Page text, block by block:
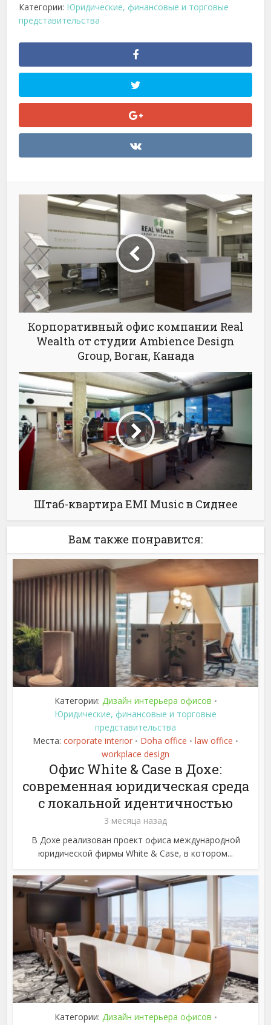
Категории: Юридические, финансовые и торговые
представительства
Корпоративный офис компании Real
Wealth от студии Ambience Design
Group, Воган, Канада
Штаб-квартира EMI Music в Сиднее
Вам также понравится:
Категории: Дизайн интерьера офисов •
Юридические, финансовые и торговые
представительства
Места: corporate interior • Doha office • law office •
workplace design
Офис White & Case в Дохе:
современная юридическая среда
с локальной идентичностью
3 месяца назад
В Дохе реализован проект офиса международной
юридической фирмы White & Case, в котором...
Категории: Дизайн интерьера офисов •